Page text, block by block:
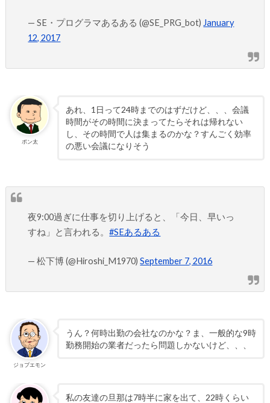
— SE・プログラマあるある (@SE_PRG_bot) January
12, 2017
ポン太
あれ、1日って24時までのはずだけど、、、会議
時間がその時間に決まってたらそれは帰れない
し、その時間で人は集まるのかな？すんごく効率
の悪い会議になりそう
夜9:00過ぎに仕事を切り上げると、「今日、早いっ
すね」と言われる。#SEあるある
— 松下博 (@Hiroshi_M1970)September 7, 2016
ジョブエモン
うん？何時出勤の会社なのかな？ま、一般的な9時
勤務開始の業者だったら問題しかないけど、、、
私の友達の旦那は7時半に家を出て、22時くらい